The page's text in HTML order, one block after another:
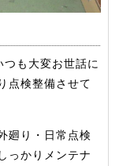
つも大変お世話に
点検整備させて
廻り・日常点検
っかりメンテナ